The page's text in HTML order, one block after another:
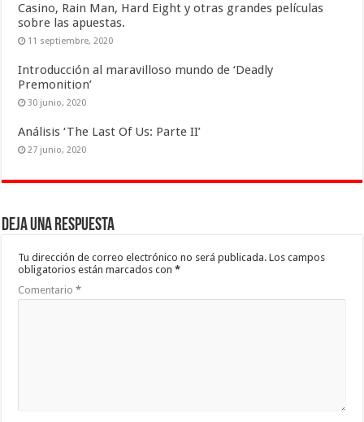
Casino, Rain Man, Hard Eight y otras grandes películas
sobre las apuestas.
11 septiembre, 2020
Introducción al maravilloso mundo de ‘Deadly
Premonition’
30 junio, 2020
Análisis ‘The Last Of Us: Parte II’
27 junio, 2020
Deja una respuesta
Tu dirección de correo electrónico no será publicada. Los campos
obligatorios están marcados con*
Comentario*